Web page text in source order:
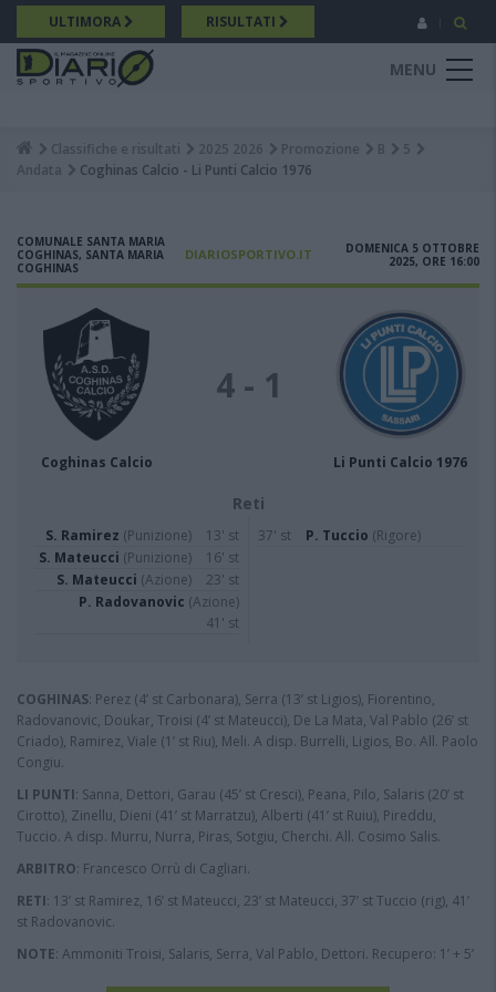
Salta
al
contenuto
principale
ULTIMORA RISULTATI
MENU
Breadcrumb
Classifiche e risultati 2025 2026 Promozione B
5
Andata
Coghinas Calcio - Li Punti Calcio 1976
COMUNALE SANTA MARIA
COGHINAS, SANTA MARIA
COGHINAS
DIARIOSPORTIVO.IT
DOMENICA 5 OTTOBRE
2025, ORE 16:00
Coghinas Calcio
4 - 1
Li Punti Calcio 1976
Reti
S. Ramirez (Punizione)
13' st
S. Mateucci (Punizione)
16' st
S. Mateucci (Azione)
23' st
P. Radovanovic (Azione)
41' st
37' st P. Tuccio (Rigore)
COGHINAS: Perez (4’ st Carbonara), Serra (13’ st Ligios), Fiorentino,
Radovanovic, Doukar, Troisi (4’ st Mateucci), De La Mata, Val Pablo (26’ st
Criado), Ramirez, Viale (1’ st Riu), Meli. A disp. Burrelli, Ligios, Bo. All. Paolo
Congiu.
LI PUNTI: Sanna, Dettori, Garau (45’ st Cresci), Peana, Pilo, Salaris (20’ st
Cirotto), Zinellu, Dieni (41’ st Marratzu), Alberti (41’ st Ruiu), Pireddu,
Tuccio. A disp. Murru, Nurra, Piras, Sotgiu, Cherchi. All. Cosimo Salis.
ARBITRO: Francesco Orrù di Cagliari.
RETI: 13’ st Ramirez, 16’ st Mateucci, 23’ st Mateucci, 37’ st Tuccio (rig), 41’
st Radovanovic.
NOTE: Ammoniti Troisi, Salaris, Serra, Val Pablo, Dettori. Recupero: 1’ + 5’